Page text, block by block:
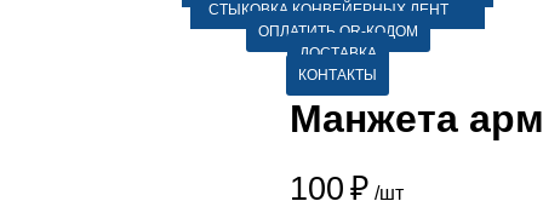
СТЫКОВКА КОНВЕЙЕРНЫХ ЛЕНТ
ОПЛАТИТЬ QR-КОДОМ
ДОСТАВКА
КОНТАКТЫ
Манжета
100 ₽ /шт